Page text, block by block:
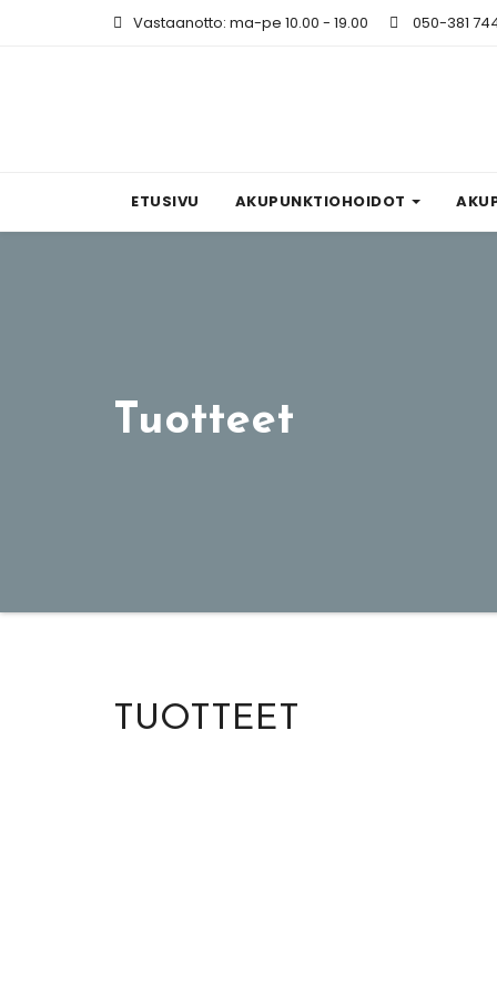
Vastaanotto: ma-pe 10.00 - 19.00 050-381
ETUSIVU AKUPUNKTIOHOIDOT
Tuotteet
TUOTTEET